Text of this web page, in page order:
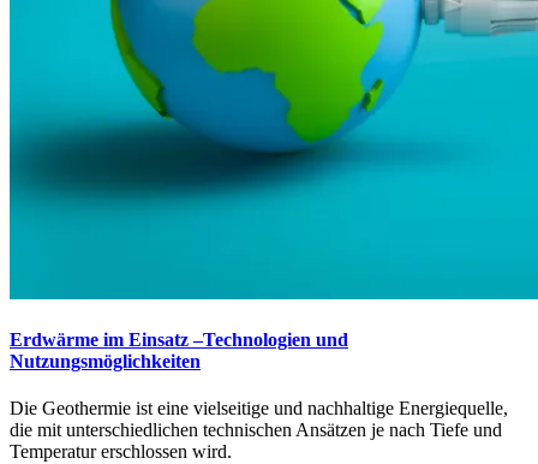
Erdwärme im Einsatz –Technologien und
Nutzungsmöglichkeiten
Die Geothermie ist eine vielseitige und nachhaltige Energiequelle,
die mit unterschiedlichen technischen Ansätzen je nach Tiefe und
Temperatur erschlossen wird.